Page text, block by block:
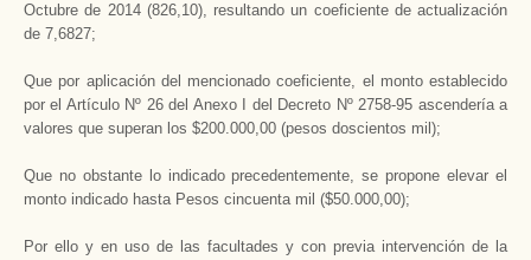
Octubre de 2014 (826,10), resultando un coeficiente de actualización
de 7,6827;
Que por aplicación del mencionado coeficiente, el monto establecido
por el Artículo Nº 26 del Anexo I del Decreto Nº 2758-95 ascendería a
valores que superan los $200.000,00 (pesos doscientos mil);
Que no obstante lo indicado precedentemente, se propone elevar el
monto indicado hasta Pesos cincuenta mil ($50.000,00);
Por ello y en uso de las facultades y con previa intervención de la